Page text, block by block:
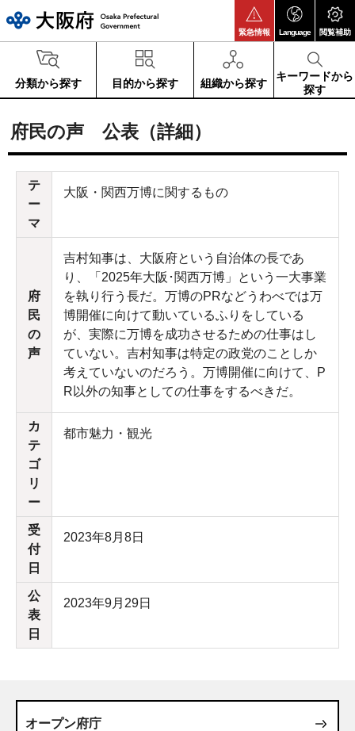
緊急情報 Language 閲覧補助
分類から探す 目的から探す 組織から探す
キーワードから
探す
府民の声 公表（詳細）
テ
ー
マ
大阪・関西万博に関するもの
府
民
の
声
吉村知事は、大阪府という自治体の長であ
り、「2025年大阪･関西万博」という一大事業
を執り行う長だ。万博のPRなどうわべでは万
博開催に向けて動いているふりをしている
が、実際に万博を成功させるための仕事はし
ていない。吉村知事は特定の政党のことしか
考えていないのだろう。万博開催に向けて、P
R以外の知事としての仕事をするべきだ。
カ
テ
ゴ
リ
ー
都市魅力・観光
受
付
日
2023年8月8日
公
表
日
2023年9月29日
オープン府庁